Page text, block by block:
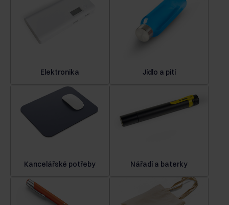
Elektronika Jídlo a pití
Kancelářské potřeby Nářadí a baterky